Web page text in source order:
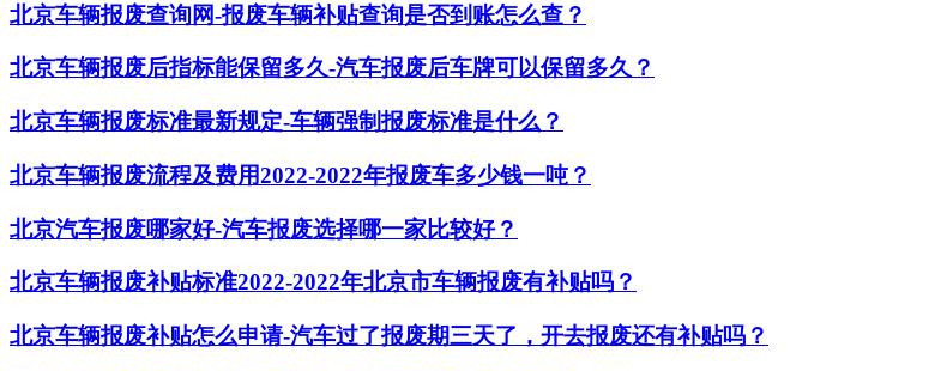
北京车辆报废查询网-报废车辆补贴查询是否到账怎么查？
北京车辆报废后指标能保留多久-汽车报废后车牌可以保留多久？
北京车辆报废标准最新规定-车辆强制报废标准是什么？
北京车辆报废流程及费用2022-2022年报废车多少钱一吨？
北京汽车报废哪家好-汽车报废选择哪一家比较好？
北京车辆报废补贴标准2022-2022年北京市车辆报废有补贴吗？
北京车辆报废补贴怎么申请-汽车过了报废期三天了，开去报废还有补贴吗？